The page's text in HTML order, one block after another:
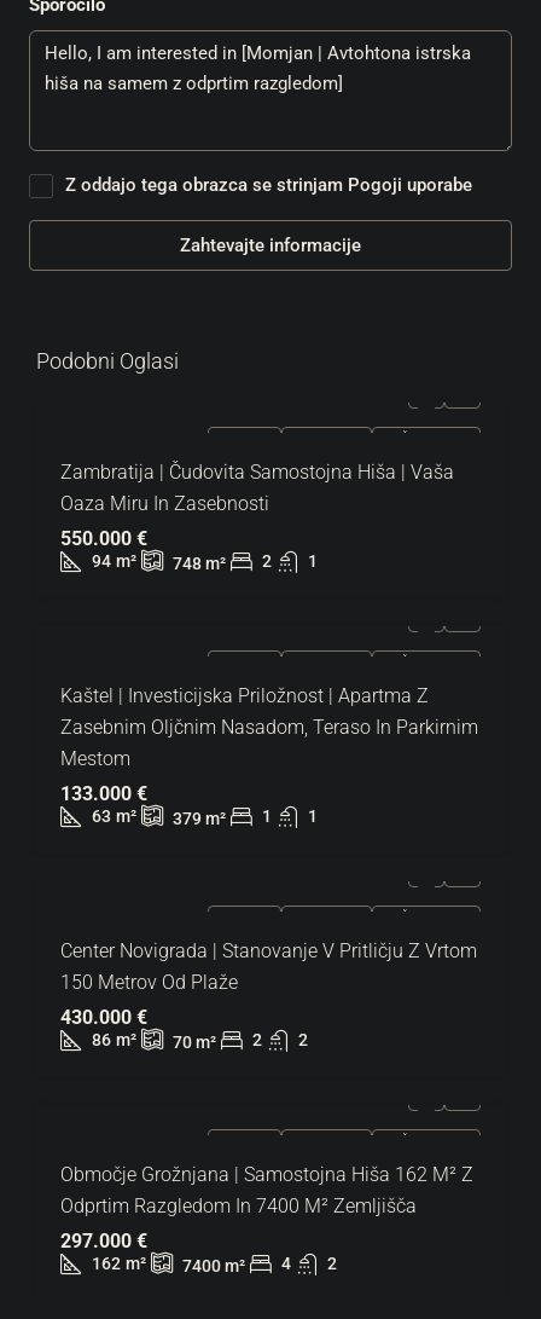
Sporočilo
Z oddajo tega obrazca se strinjam Pogoji uporabe
Zahtevajte informacije
Podobni Oglasi
Zambratija | Čudovita Samostojna Hiša | Vaša
Oaza Miru In Zasebnosti
550.000 €
94 m² 748m² 2 1
Kaštel | Investicijska Priložnost | Apartma Z
Zasebnim Oljčnim Nasadom, Teraso In Parkirnim
Mestom
133.000 €
63 m² 379m² 1 1
Center Novigrada | Stanovanje V Pritličju Z Vrtom
150 Metrov Od Plaže
430.000 €
86 m² 70m² 2 2
Območje Grožnjana | Samostojna Hiša 162 M² Z
Odprtim Razgledom In 7400 M² Zemljišča
297.000 €
162 m² 7400m² 4 2